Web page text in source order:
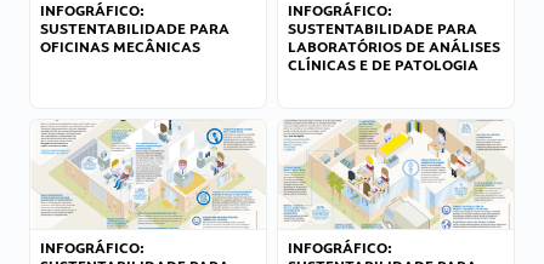
INFOGRÁFICO:
SUSTENTABILIDADE PARA
OFICINAS MECÂNICAS
INFOGRÁFICO:
SUSTENTABILIDADE PARA
LABORATÓRIOS DE ANÁLISES
CLÍNICAS E DE PATOLOGIA
INFOGRÁFICO:
INFOGRÁFICO: